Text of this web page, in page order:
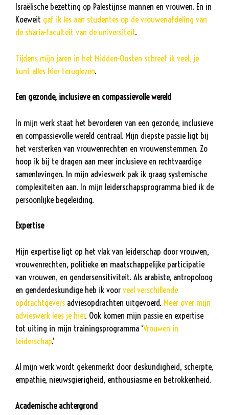
Israëlische bezetting op Palestijnse mannen en vrouwen. En in
Koeweit gaf ik les aan studentes op de vrouwenafdeling van
de sharia-faculteit van de universiteit.
Tijdens mijn jaren in het Midden-Oosten schreef ik veel, je
kunt alles hier teruglezen.
Een gezonde, inclusieve en compassievolle wereld
In mijn werk staat het bevorderen van een gezonde, inclusieve
en compassievolle wereld centraal. Mijn diepste passie ligt bij
het versterken van vrouwenrechten en vrouwenstemmen. Zo
hoop ik bij te dragen aan meer inclusieve en rechtvaardige
samenlevingen. In mijn advieswerk pak ik graag systemische
complexiteiten aan. In mijn leiderschapsprogramma bied ik de
persoonlijke begeleiding.
Expertise
Mijn expertise ligt op het vlak van leiderschap door vrouwen,
vrouwenrechten, politieke en maatschappelijke participatie
van vrouwen, en gendersensitiviteit. Als arabiste, antropoloog
en genderdeskundige heb ik voorveel verschillende
opdrachtgevers adviesopdrachten uitgevoerd. Meer over mijn
advieswerk lees je hier. Ook komen mijn passie en expertise
tot uiting in mijn trainingsprogramma ‘Vrouwen in
Leiderschap.’
Al mijn werk wordt gekenmerkt door deskundigheid, scherpte,
empathie, nieuwsgierigheid, enthousiasme en betrokkenheid.
Academische achtergrond